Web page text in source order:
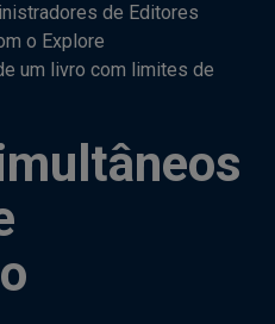
de Editores
o Explore
um livro com limites de